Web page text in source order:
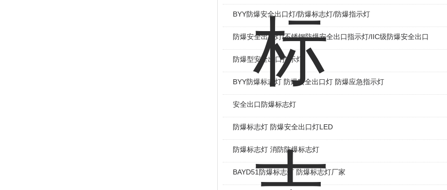
BYY防爆安全出口灯/防爆标志灯/防爆指示灯
防爆安全出口灯/不锈钢防爆安全出口指示灯/IIC级防爆安全出口
防爆型安全出口指示灯
BYY防爆标志灯 防爆安全出口灯 防爆应急指示灯
安全出口防爆标志灯
防爆标志灯 防爆安全出口灯LED
防爆标志灯 消防防爆标志灯
BAYD51防爆标志灯 防爆标志灯厂家